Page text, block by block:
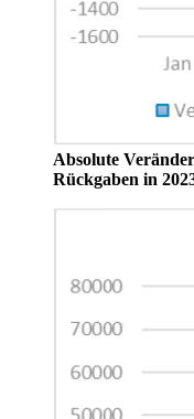
Absolute
Rückgaben in